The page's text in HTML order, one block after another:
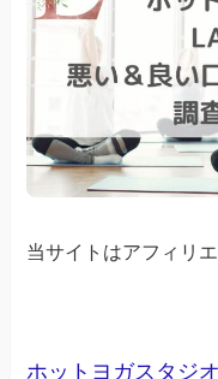
当サイトはアフィリ
ホットヨガスタジ